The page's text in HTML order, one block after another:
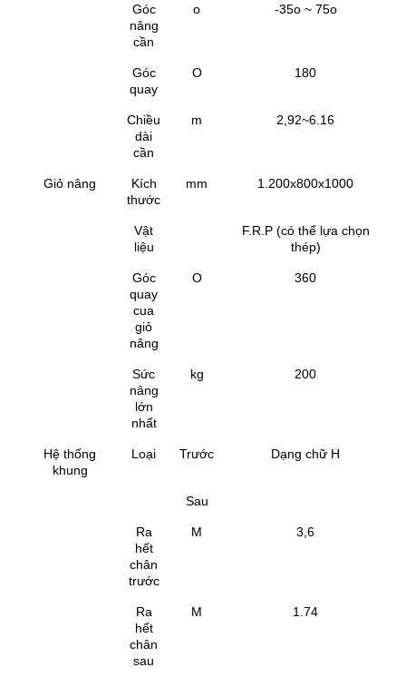
Góc
nâng
cần
o -35o~ 75o
Góc
quay
O 180
Chiều
dài
cần
m 2,92~6.16
Giỏ nâng
Kích
thước
mm 1.200x800x1000
Vật
liệu
F.R.P (có thể lựa chọn
thép)
Góc
quay
cua
giỏ
nâng
O 360
Sức
nâng
lớn
nhất
kg 200
Hệ thống
khung
Loại Trước Dạng chữ H
Sau
Ra
hết
chân
trước
M 3,6
Ra
hết
chân
sau
M 1.74